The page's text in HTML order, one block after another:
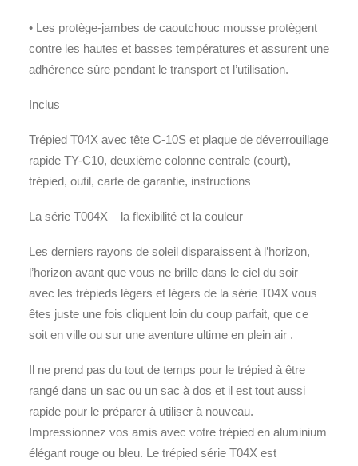
• Les protège-jambes de caoutchouc mousse protègent
contre les hautes et basses températures et assurent une
adhérence sûre pendant le transport et l’utilisation.
Inclus
Trépied T04X avec tête C-10S et plaque de déverrouillage
rapide TY-C10, deuxième colonne centrale (court),
trépied, outil, carte de garantie, instructions
La série T004X – la flexibilité et la couleur
Les derniers rayons de soleil disparaissent à l’horizon,
l’horizon avant que vous ne brille dans le ciel du soir –
avec les trépieds légers et légers de la série T04X vous
êtes juste une fois cliquent loin du coup parfait, que ce
soit en ville ou sur une aventure ultime en plein air .
Il ne prend pas du tout de temps pour le trépied à être
rangé dans un sac ou un sac à dos et il est tout aussi
rapide pour le préparer à utiliser à nouveau.
Impressionnez vos amis avec votre trépied en aluminium
élégant rouge ou bleu. Le trépied série T04X est